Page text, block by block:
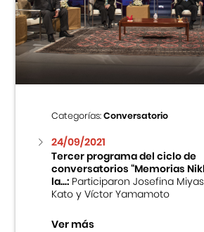
Categorías:Conversatorio
24/09/2021
Tercer programa del ciclo de
conversatorios “Memorias
la...:Participaron Josefina
Kato y Víctor Yamamoto
Ver más